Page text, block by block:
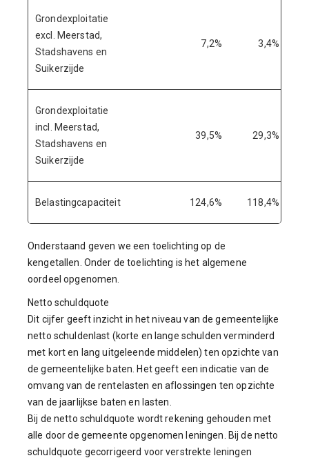
Grondexploitatie
excl. Meerstad,
Stadshavens en
Suikerzijde
7,2% 3,4%
Grondexploitatie
incl. Meerstad,
Stadshavens en
Suikerzijde
39,5% 29,3%
Belastingcapaciteit 124,6% 118,4%
Onderstaand geven we een toelichting op de
kengetallen. Onder de toelichting is het algemene
oordeel opgenomen.
Netto schuldquote
Dit cijfer geeft inzicht in het niveau van de gemeentelijke
netto schuldenlast (korte en lange schulden verminderd
met kort en lang uitgeleende middelen) ten opzichte van
de gemeentelijke baten. Het geeft een indicatie van de
omvang van de rentelasten en aflossingen ten opzichte
van de jaarlijkse baten en lasten.
Bij de netto schuldquote wordt rekening gehouden met
alle door de gemeente opgenomen leningen. Bij de netto
schuldquote gecorrigeerd voor verstrekte leningen